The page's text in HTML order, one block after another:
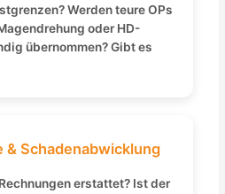
Werden teure OPs
oder HD-
übernommen? Gibt es
& Schadenabwicklung
erstattet? Ist der